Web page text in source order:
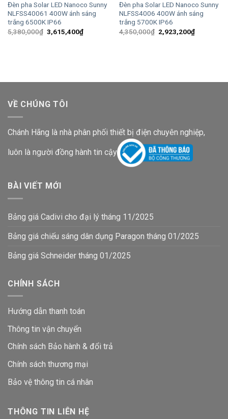
Đèn pha Solar LED Nanoco Sunny
NLFSS40061 400W ánh sáng
trắng 6500K IP66
5,380,000₫ Giá
gốc
3,615,400₫Giá
hiện
Đèn pha Solar LED Nanoco Sunny
NLFSS4006 400W ánh sáng
trắng 5700K IP66
4,350,000₫ Giá
gốc
2,923,200₫Giá
hiện
VỀ CHÚNG TÔI
Chánh Hãng là nhà phân phối thiết bị điện chuyên nghiệp,
luôn là người đồng hành tin cậy
BÀI VIẾT MỚI
Bảng giá Cadivi cho đại lý tháng 11/2025
Bảng giá chiếu sáng dân dụng Paragon tháng 01/2025
Bảng giá Schneider tháng 01/2025
CHÍNH SÁCH
Hướng dẫn thanh toán
Thông tin vận chuyển
Chính sách Bảo hành & đổi trả
Chính sách thương mại
Bảo vệ thông tin cá nhân
THÔNG TIN LIÊN HỆ